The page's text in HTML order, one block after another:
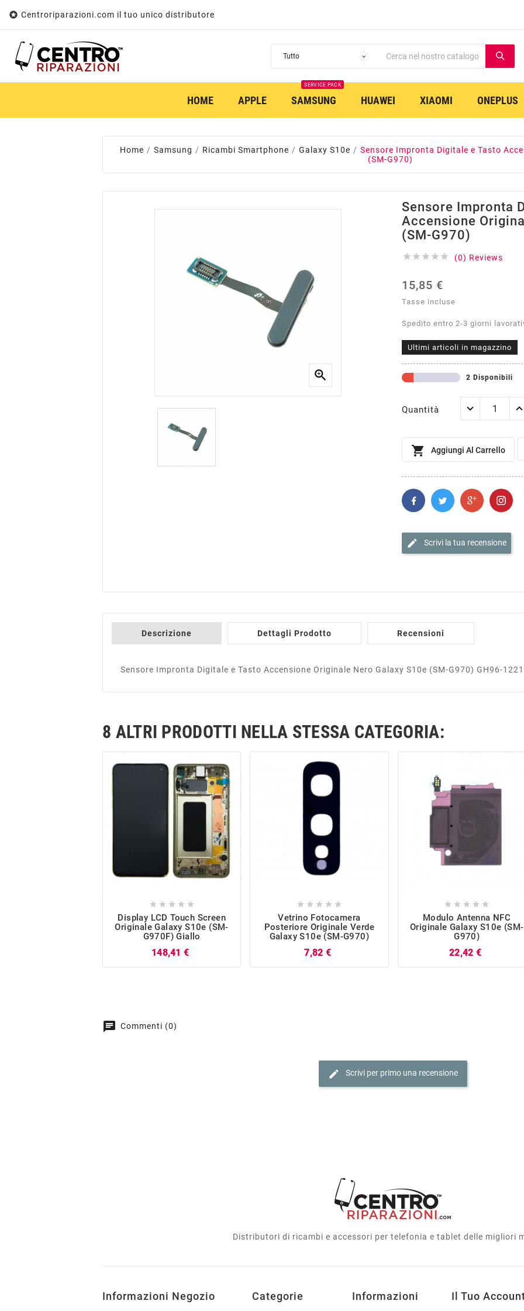
 Centroriparazioni.com il tuo unico distributore
HOME APPLE SAMSUNG
SERVICE PACK
HUAWEI XIAOMI ONEPLUS
Home Samsung Ricambi Smartphone Galaxy S10e
Sensore Impronta Digitale e Tasto
(SM-G970)

Sensore Impronta
Accensione
(SM-G970)
     (0) Reviews
15,85 €
Tasse incluse
Spedito entro 2-3 giorni
Ultimi articoli in magazzino
2 Disponibili
Quantità
 Aggiungi Al Carrello
edit Scrivi la tua recensione
Descrizione Dettagli Prodotto Recensioni
Sensore Impronta Digitale e Tasto Accensione Originale Nero Galaxy S10e (SM-G970) GH96-
8 ALTRI PRODOTTI NELLA STESSA CATEGORIA:
    
Display LCD Touch Screen
Originale Galaxy S10e (SM-
G970F) Giallo
148,41 €
    
Vetrino Fotocamera
Posteriore Originale Verde
Galaxy S10e (SM-G970)
7,82 €
    
Modulo Antenna NFC
Originale Galaxy S10e (SM-
G970)
22,42 €
chat Commenti (0)
edit Scrivi per primo una recensione
Distributori di ricambi e accessori per telefonia e tablet delle migliori
Informazioni Negozio Categorie Informazioni Il Tuo